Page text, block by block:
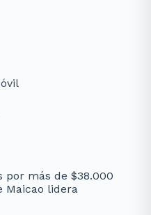
más de $38.000
Maicao lidera